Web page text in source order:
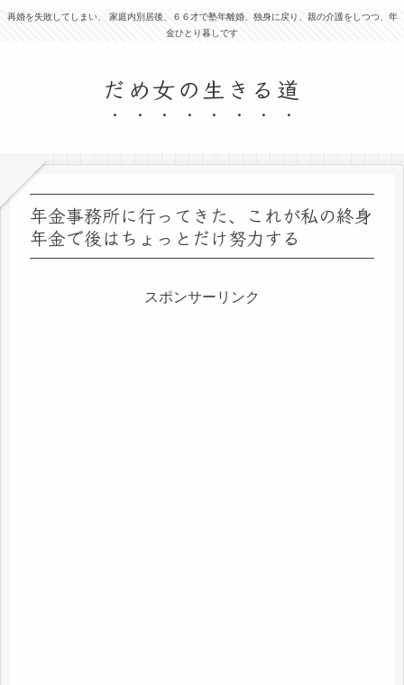
再婚を失敗してしまい、 家庭内別居後、６６才で塾年離婚、独身に戻り、親の介護をしつつ、年
金ひとり暮しです
だめ女の生きる道
年金事務所に行ってきた、これが私の終身
年金で後はちょっとだけ努力する
スポンサーリンク